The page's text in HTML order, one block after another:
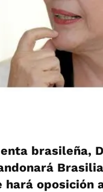
brasileña,
hará oposición